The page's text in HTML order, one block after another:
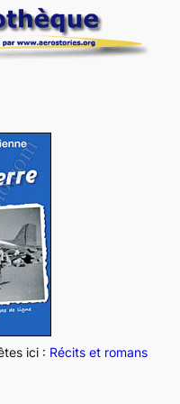
ici : Récits et romans